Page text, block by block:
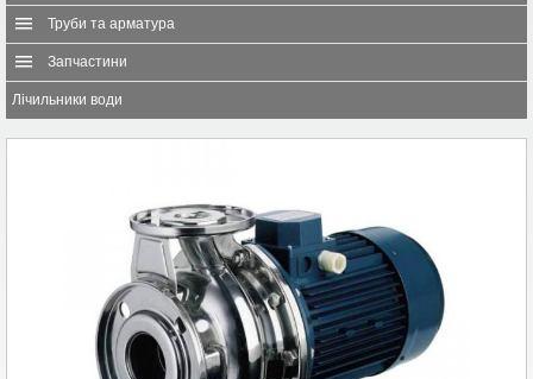
Труби та арматура
Запчастини
Лічильники води